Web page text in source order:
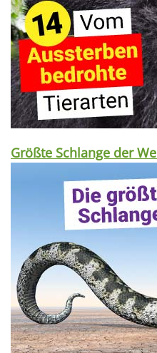
Größte Schlange der